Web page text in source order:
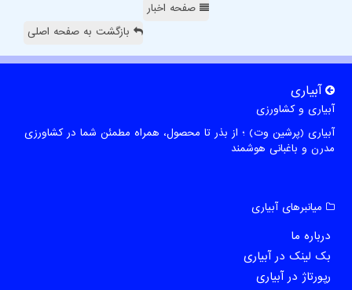
صفحه اخبار
بازگشت به صفحه اصلی
آبیاری
آبیاری و کشاورزی
آبیاری (پرشین وت) ؛ از بذر تا محصول، همراه مطمئن شما در کشاورزی
مدرن و باغبانی هوشمند
میانبرهای آبیاری
درباره ما
بک لینک در آبیاری
رپورتاژ در آبیاری